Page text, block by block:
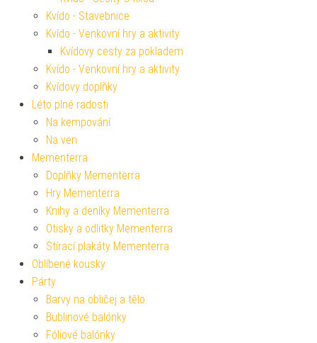
Kvído - Stavebnice
Kvído - Venkovní hry a aktivity
Kvídovy cesty za pokladem
Kvído - Venkovní hry a aktivity
Kvídovy doplňky
Léto plné radosti
Na kempování
Na ven
Mementerra
Doplňky Mementerra
Hry Mementerra
Knihy a deníky Mementerra
Otisky a odlitky Mementerra
Stírací plakáty Mementerra
Oblíbené kousky
Párty
Barvy na obličej a tělo
Bublinové balónky
Fóliové balónky